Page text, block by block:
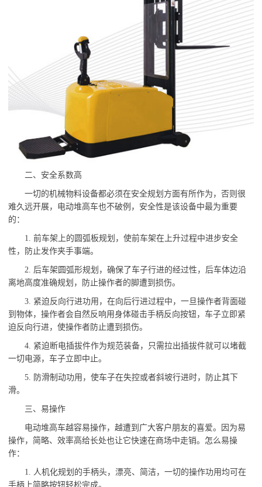
二、安全系数高
一切的机械物料设备都必须在安全规划方面有所作为，否则很
难久远开展，电动堆高车也不破例，安全性是该设备中最为重要
的：
1. 前车架上的圆弧板规划，使前车架在上升过程中进步安全
性，防止发作夹手事端。
2. 后车架圆弧形规划，确保了车子行进的经过性，后车体边沿
离地高度准确规划，防止操作者的脚遭到损伤。
3. 紧迫反向行进功用，在向后行进过程中，一旦操作者背面碰
到物体，操作者会自然反响用身体碰击手柄反向按钮，车子立即紧
迫反向行进，使操作者防止遭到损伤。
4. 紧迫断电插拔件作为规范装备，只需拉出插拔件就可以堵截
一切电源，车子立即中止。
5. 防滑制动功用，使车子在失控或者斜坡行进时，防止其下
滑。
三、易操作
电动堆高车越容易操作，越遭到广大客户朋友的喜爱。因为易
操作，简略、效率高给长处也让它快速在商场中走销。怎么易操
作：
1. 人机化规划的手柄头，漂亮、简洁，一切的操作功用均可在
手柄上简略按钮轻松完成。